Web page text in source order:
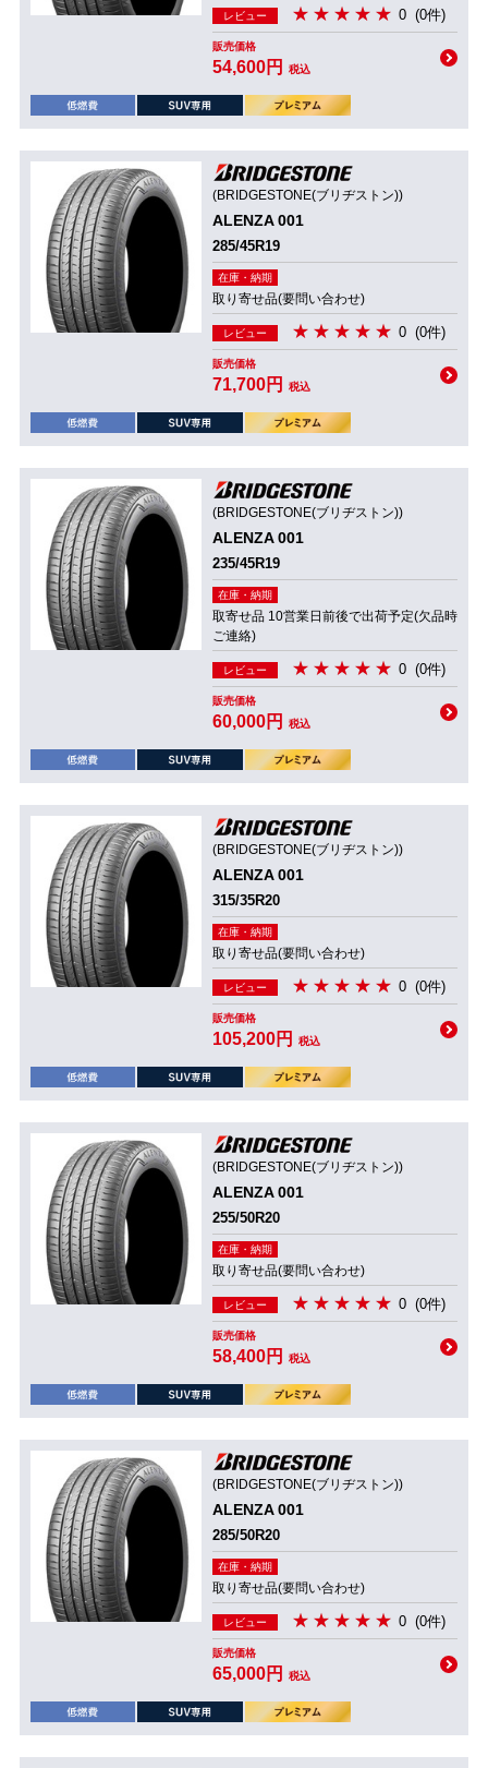
レビュー 0 (0件)
販売価格
54,600円 税込
(BRIDGESTONE(ブリヂストン))
ALENZA 001
285/45R19
在庫・納期
取り寄せ品(要問い合わせ)
レビュー 0 (0件)
販売価格
71,700円 税込
(BRIDGESTONE(ブリヂストン))
ALENZA 001
235/45R19
在庫・納期
取寄せ品 10営業日前後で出荷予定(欠品時
ご連絡)
レビュー 0 (0件)
販売価格
60,000円 税込
(BRIDGESTONE(ブリヂストン))
ALENZA 001
315/35R20
在庫・納期
取り寄せ品(要問い合わせ)
レビュー 0 (0件)
販売価格
105,200円 税込
(BRIDGESTONE(ブリヂストン))
ALENZA 001
255/50R20
在庫・納期
取り寄せ品(要問い合わせ)
レビュー 0 (0件)
販売価格
58,400円 税込
(BRIDGESTONE(ブリヂストン))
ALENZA 001
285/50R20
在庫・納期
取り寄せ品(要問い合わせ)
レビュー 0 (0件)
販売価格
65,000円 税込